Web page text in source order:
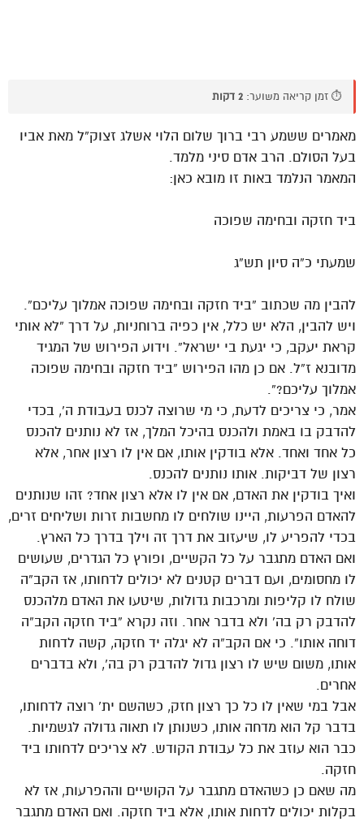
⏱️ זמן קריאה משוער: 2 דקות
מאמרים ששמע רבי ברוך שלום הלוי אשלג זצוק”ל מאת אביו
בעל הסולם. הרב אדם סיני מלמד.
המאמר הנלמד באות זו מובא כאן:
ביד חזקה ובחימה שפוכה
שמעתי כ”ה סיון תש”ג
להבין מה שכתוב “ביד חזקה ובחימה שפוכה אמלוך עליכם”.
ויש להבין, הלא יש כלל, אין כפיה ברוחניות, על דרך “לא אותי
קראת יעקב, כי יגעת בי ישראל”. וידוע הפירוש של המגיד
מדובנא ז”ל. אם כן מהו הפירוש “ביד חזקה ובחימה שפוכה
אמלוך עליכם?”.
אמר, כי צריכים לדעת, כי מי שרוצה לכנס בעבודת ה’, בכדי
להדבק בו באמת ולהכנס בהיכל המלך, אז לא נותנים להכנס
כל אחד ואחד. אלא בודקין אותו, אם אין לו רצון אחר, אלא
רצון של דביקות. אותו נותנים להכנס.
ואיך בודקין את האדם, אם אין לו אלא רצון אחד? זהו שנותנים
להאדם הפרעות, היינו שולחים לו מחשבות זרות ושליחים זרים,
בכדי להפריע לו, שיעזוב את דרך זה וילך בדרך כל הארץ.
ואם האדם מתגבר על כל הקשיים, ופורץ כל הגדרים, שעושים
לו מחסומים, ועם דברים קטנים לא יכולים לדחותו, אז הקב”ה
שולח לו קליפות ומרכבות גדולות, שיטעו את האדם מלהכנס
להדבק רק בה’ ולא בדבר אחר. וזה נקרא “ביד חזקה הקב”ה
דוחה אותו”. כי אם הקב”ה לא יגלה יד חזקה, קשה לדחות
אותו, משום שיש לו רצון גדול להדבק רק בה’, ולא בדברים
אחרים.
אבל במי שאין לו כל כך רצון חזק, כשהשם ית’ רוצה לדחותו,
בדבר קל הוא מדחה אותו, כשנותן לו תאוה גדולה לגשמיות.
כבר הוא עוזב את כל עבודת הקודש. לא צריכים לדחותו ביד
חזקה.
מה שאם כן כשהאדם מתגבר על הקושיים וההפרעות, אז לא
בקלות יכולים לדחות אותו, אלא ביד חזקה. ואם האדם מתגבר